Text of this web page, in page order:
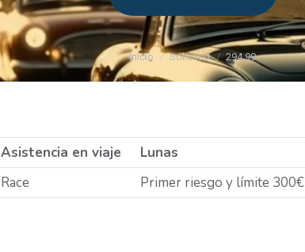
Estás aquí:
Inicio Solicitud 294.99
Asistencia en viaje Lunas
Race Primer riesgo y límite 300€